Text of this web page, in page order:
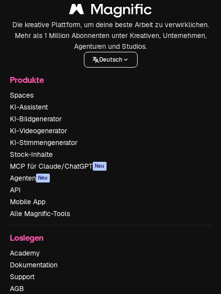
Die kreative Plattform, um deine beste Arbeit zu verwirklichen.
Mehr als 1 Million Abonnenten unter Kreativen, Unternehmen,
Agenturen und Studios.
Deutsch
Produkte
Spaces
KI-Assistent
KI-Bildgenerator
KI-Videogenerator
KI-Stimmengenerator
Stock-Inhalte
MCP für Claude/ChatGPT Neu
Agenten Neu
API
Mobile App
Alle Magnific-Tools
Loslegen
Academy
Dokumentation
Support
AGB